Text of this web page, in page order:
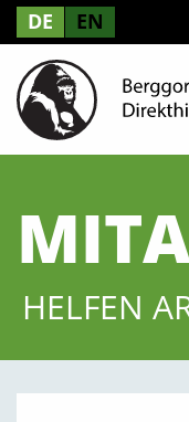
DE EN
HELFEN